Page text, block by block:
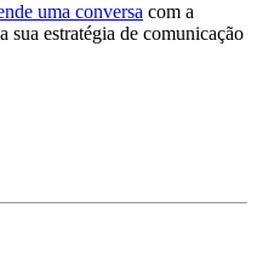
uma conversa com a
sua estratégia de comunicação